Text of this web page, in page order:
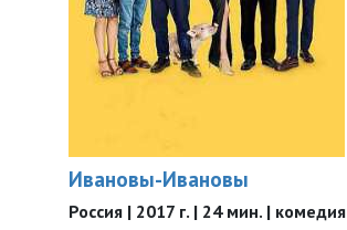
Ивановы-Ивановы
Россия | 2017 г. | 24 мин. | комедия